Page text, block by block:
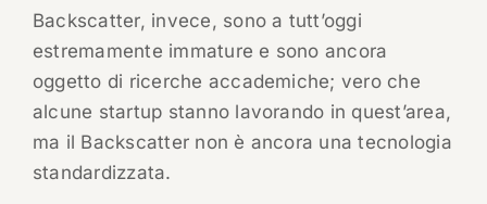
Backscatter, invece, sono a tutt’oggi
estremamente immature e sono ancora
oggetto di ricerche accademiche; vero che
alcune startup stanno lavorando in quest’area,
ma il Backscatter non è ancora una tecnologia
standardizzata.